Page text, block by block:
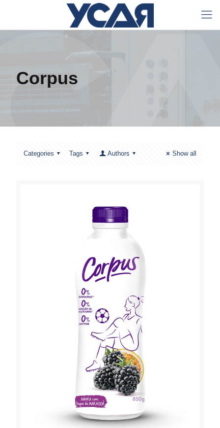
Corpus
Categories Tags Authors Show all